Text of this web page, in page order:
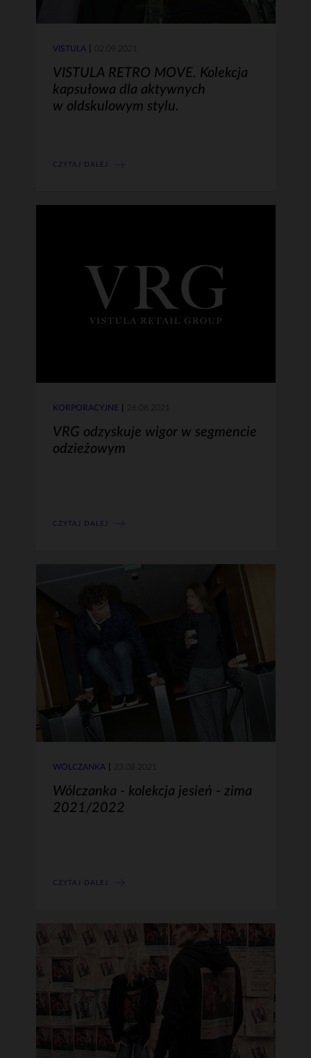
VISTULA 02.09.2021
VISTULA RETRO MOVE. Kolekcja
kapsułowa dla aktywnych
w oldskulowym stylu.
CZYTAJ DALEJ
KORPORACYJNE 26.08.2021
VRG odzyskuje wigor w segmencie
odzieżowym
CZYTAJ DALEJ
WÓLCZANKA 23.08.2021
Wólczanka - kolekcja jesień - zima
2021/2022
CZYTAJ DALEJ